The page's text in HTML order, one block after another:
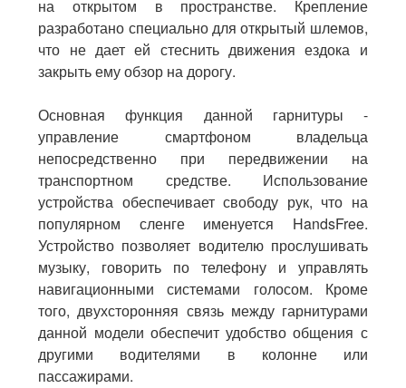
на открытом в пространстве. Крепление
разработано специально для открытый шлемов,
что не дает ей стеснить движения ездока и
закрыть ему обзор на дорогу.
Основная функция данной гарнитуры -
управление смартфоном владельца
непосредственно при передвижении на
транспортном средстве. Использование
устройства обеспечивает свободу рук, что на
популярном сленге именуется HandsFree.
Устройство позволяет водителю прослушивать
музыку, говорить по телефону и управлять
навигационными системами голосом. Кроме
того, двухсторонняя связь между гарнитурами
данной модели обеспечит удобство общения с
другими водителями в колонне или
пассажирами.